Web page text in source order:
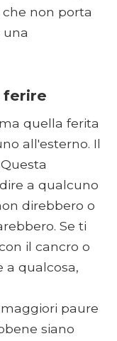
non porta
una
ferire
quella ferita
all'esterno. Il
a qualcuno
direbbero o
Se ti
il cancro o
a qualcosa,
paure
siano